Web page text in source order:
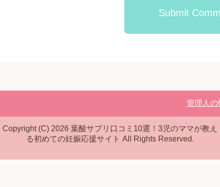
Submit
管理人の
Copyright (C) 2026 葉酸サプリ口コミ10選！3児のママが教え
る初めての妊娠応援サイト All Rights Reserved.